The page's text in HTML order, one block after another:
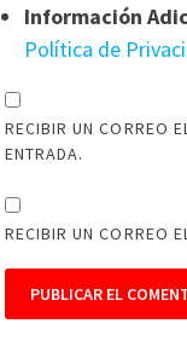
Información
Política de
RECIBIR UN CORREO
ENTRADA.
RECIBIR UN CORREO